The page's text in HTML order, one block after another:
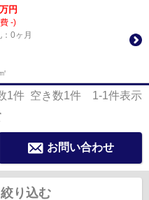
万円
-)
0ヶ月
1件 空き数1件 1-1件表示
お問い合わせ
り込む